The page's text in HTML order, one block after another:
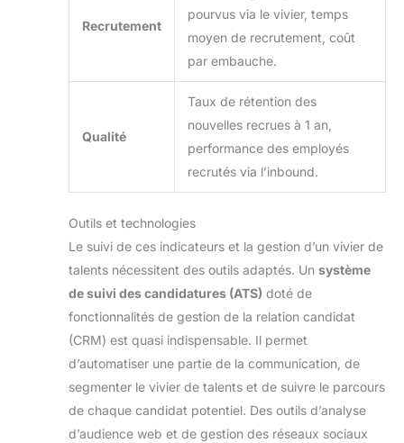
Recrutement
pourvus via le vivier, temps
moyen de recrutement, coût
par embauche.
Qualité
Taux de rétention des
nouvelles recrues à 1 an,
performance des employés
recrutés via l’inbound.
Outils et technologies
Le suivi de ces indicateurs et la gestion d’un vivier de
talents nécessitent des outils adaptés. Un système
de suivi des candidatures (ATS) doté de
fonctionnalités de gestion de la relation candidat
(CRM) est quasi indispensable. Il permet
d’automatiser une partie de la communication, de
segmenter le vivier de talents et de suivre le parcours
de chaque candidat potentiel. Des outils d’analyse
d’audience web et de gestion des réseaux sociaux